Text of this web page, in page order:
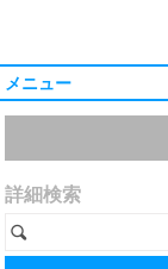
メニュー
詳細検索